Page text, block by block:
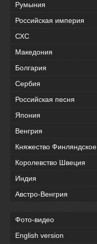
Румыния
Российская империя
СХС
Македония
Болгария
Сербия
Российская песня
Япония
Венгрия
Княжество Финляндское
Королевство Швеция
Индия
Австро-Венгрия
Фото-видео
English version